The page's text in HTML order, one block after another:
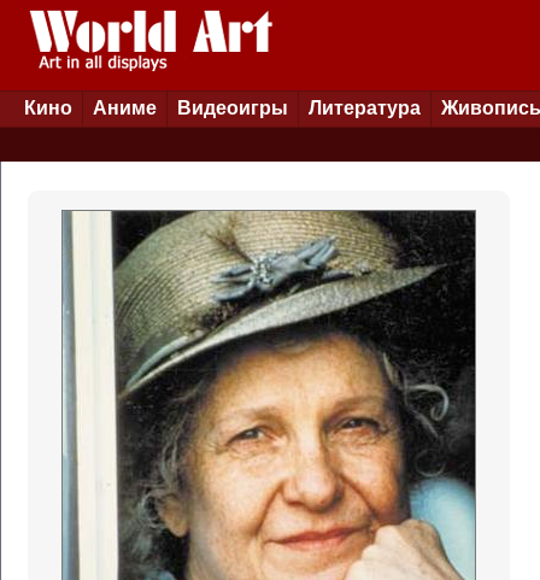
Кино Аниме Видеоигры Литература Живопись